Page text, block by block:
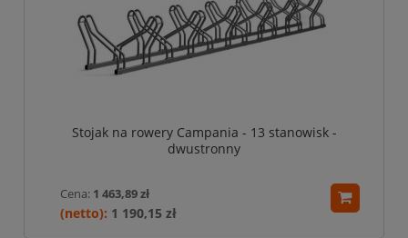
Stojak na rowery Campania - 13 stanowisk -
dwustronny
Cena: 1 463,89 zł
1 190,15 zł